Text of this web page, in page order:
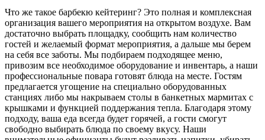
Что же такое барбекю кейтеринг? Это полная и комплексная
организация вашего мероприятия на открытом воздухе. Вам
достаточно выбрать площадку, сообщить нам количество
гостей и желаемый формат мероприятия, а дальше мы берем
на себя все заботы. Мы подбираем подходящее меню,
привозим все необходимое оборудование и инвентарь, а наши
профессиональные повара готовят блюда на месте. Гостям
предлагается угощение на специально оборудованных
станциях либо мы накрываем столы в банкетных мармитах с
крышками и функцией поддержания тепла. Благодаря этому
подходу, ваша еда всегда будет горячей, а гости смогут
свободно выбирать блюда по своему вкусу. Наши